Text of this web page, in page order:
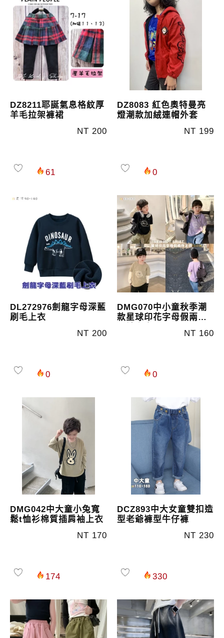
DZ8211耶誕氣息格紋厚
羊毛拉架褲裙
NT 200
61
DZ8083 紅色奧特曼亮
燈潮款加絨連帽外套
NT 199
0
DL272976劍龍字母深藍
刷毛上衣
NT 200
0
DMG070中小童秋季潮
款星球印花字母假兩件
NT 160
0
DMG042中大童小兔寬
鬆t恤衫棉質插肩袖上衣
NT 170
174
DCZ893中大女童雙扣造
型老爺褲型牛仔褲
NT 230
330